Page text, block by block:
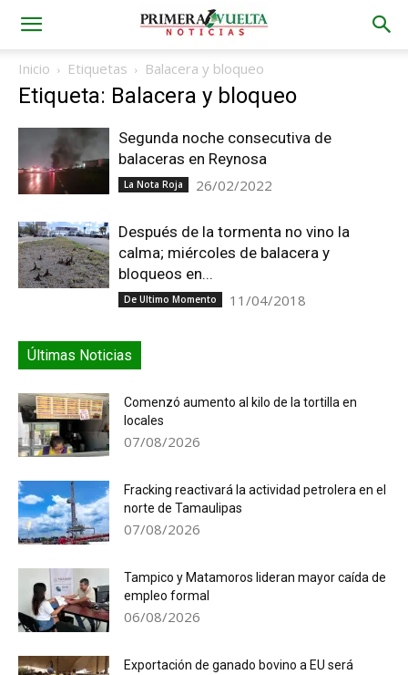
Inicio Etiquetas Balacera y bloqueo
Etiqueta: Balacera y bloqueo
Segunda noche consecutiva de
balaceras en Reynosa
La Nota Roja 26/02/2022
Después de la tormenta no vino la
calma; miércoles de balacera y
bloqueos en...
De Ultimo Momento 11/04/2018
Últimas Noticias
Comenzó aumento al kilo de la tortilla en
locales
07/08/2026
Fracking reactivará la actividad petrolera en el
norte de Tamaulipas
07/08/2026
Tampico y Matamoros lideran mayor caída de
empleo formal
06/08/2026
Exportación de ganado bovino a EU será